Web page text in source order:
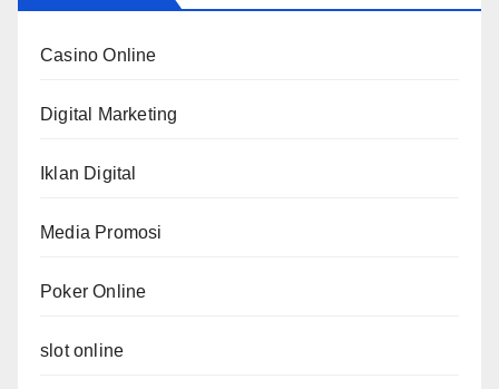
Casino Online
Digital Marketing
Iklan Digital
Media Promosi
Poker Online
slot online